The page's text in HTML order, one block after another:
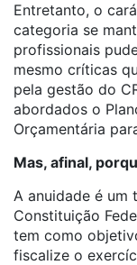
Entretanto, o
categoria se
profissionais
mesmo críticas
pela gestão do
abordados o
Orçamentária
Mas, afinal,
A anuidade é
Constituição
tem como
fiscalize o